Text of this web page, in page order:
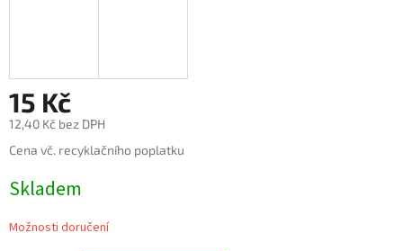
15 Kč
12,40 Kč bez DPH
Měrná
Cena vč. recyklačního poplatku
Skladem
Možnosti doručení